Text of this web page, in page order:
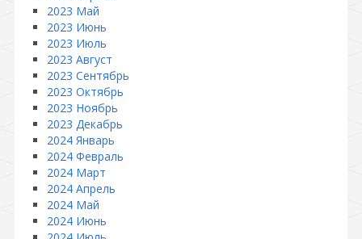
2023 Май
2023 Июнь
2023 Июль
2023 Август
2023 Сентябрь
2023 Октябрь
2023 Ноябрь
2023 Декабрь
2024 Январь
2024 Февраль
2024 Март
2024 Апрель
2024 Май
2024 Июнь